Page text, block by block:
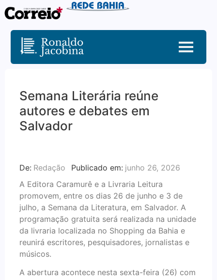
Semana Literária reúne
autores e debates em
Salvador
De: Redação Publicado em: junho 26, 2026
A Editora Caramurê e a Livraria Leitura
promovem, entre os dias 26 de junho e 3 de
julho, a Semana da Literatura, em Salvador. A
programação gratuita será realizada na unidade
da livraria localizada no Shopping da Bahia e
reunirá escritores, pesquisadores, jornalistas e
músicos.
A abertura acontece nesta sexta-feira (26) com